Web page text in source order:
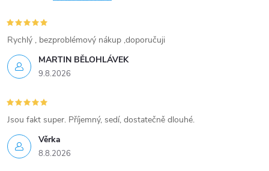
MARTIN BĚLOHLÁVEK
9.8.2026
Rychlý , bezproblémový nákup ,doporučuji
Věrka
8.8.2026
Jsou fakt super. Příjemný, sedí, dostatečně dlouhé.